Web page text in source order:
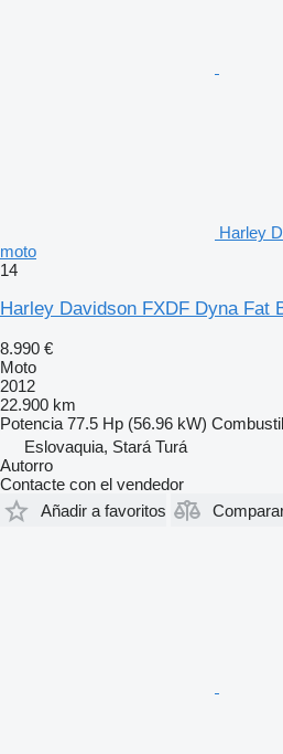
Harley
moto
14
Harley Davidson FXDF Dyna Fat
8.990 €
Moto
2012
22.900 km
Potencia 77.5 Hp (56.96 kW)
Eslovaquia, Stará Turá
Autorro
Contacte con el vendedor
Añadir a favoritos